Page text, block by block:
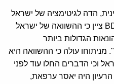
הדה לגיטימציה של ישראל
בעולם ואת השפעת תנועת ה-BDS ציין כי ההשוואה של ישראל
הגדולות ביותר
מניתוחו עולה כי ההשוואה היא
וכי הדברים החלו עוד לפני
הוגה הרעיון היה יאסר ערפאת,